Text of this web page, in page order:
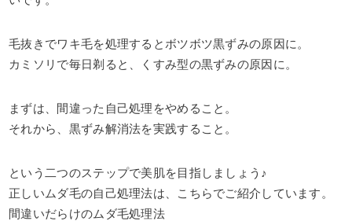
毛抜きでワキ毛を処理するとボツボツ黒ずみの原因に。
カミソリで毎日剃ると、くすみ型の黒ずみの原因に。
まずは、間違った自己処理をやめること。
それから、黒ずみ解消法を実践すること。
という二つのステップで美肌を目指しましょう♪
正しいムダ毛の自己処理法は、こちらでご紹介しています。
間違いだらけのムダ毛処理法